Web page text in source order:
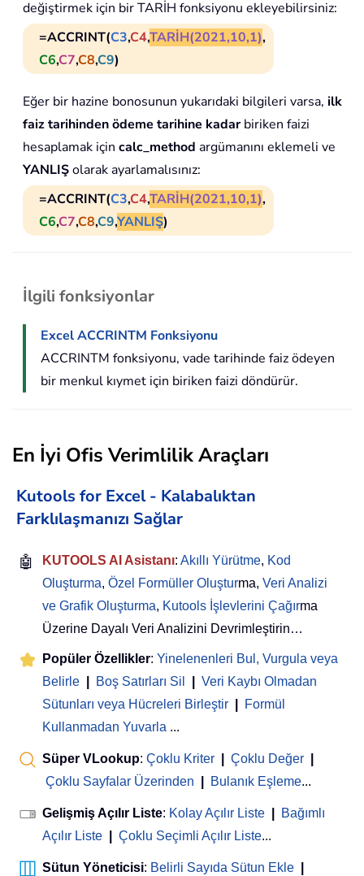
değiştirmek için bir TARİH fonksiyonu ekleyebilirsiniz:
=ACCRINT(C3,C4,TARİH(2021,10,1),
C6,C7,C8,C9)
Eğer bir hazine bonosunun yukarıdaki bilgileri varsa, ilk
faiz tarihinden ödeme tarihine kadarbiriken faizi
hesaplamak için calc_method argümanını eklemeli ve
YANLIŞolarak ayarlamalısınız:
=ACCRINT(C3,C4,TARİH(2021,10,1),
C6,C7,C8,C9,YANLIŞ)
İlgili fonksiyonlar
Excel ACCRINTM Fonksiyonu
ACCRINTM fonksiyonu, vade tarihinde faiz ödeyen
bir menkul kıymet için biriken faizi döndürür.
En İyi Ofis Verimlilik Araçları
Kutools for Excel - Kalabalıktan
Farklılaşmanızı Sağlar
🤖 KUTOOLS AI Asistanı: Akıllı Yürütme, Kod
Oluşturma, Özel Formüller Oluşturma, Veri Analizi
ve Grafik Oluşturma, Kutools İşlevlerini Çağırma
Üzerine Dayalı Veri Analizini Devrimleştirin…
Popüler Özellikler: Yinelenenleri Bul, Vurgula veya
Belirle
Boş Satırları Sil
Veri Kaybı Olmadan
Sütunları veya Hücreleri Birleştir
Formül
Kullanmadan Yuvarla ...
Süper VLookup: Çoklu Kriter Çoklu Değer
Çoklu Sayfalar Üzerinden
Bulanık Eşleme...
Gelişmiş Açılır Liste: Kolay Açılır Liste
Bağımlı
Açılır Liste
Çoklu Seçimli Açılır Liste...
Sütun Yöneticisi: Belirli Sayıda Sütun Ekle